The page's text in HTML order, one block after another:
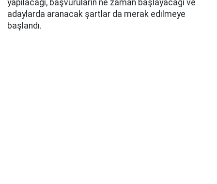
yapılacağı, başvuruların ne zaman başlayacağı ve
adaylarda aranacak şartlar da merak edilmeye
başlandı.